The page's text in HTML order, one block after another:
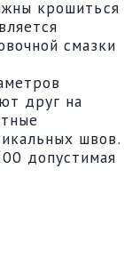
крошиться
смазки
друг на
швов.
допустимая